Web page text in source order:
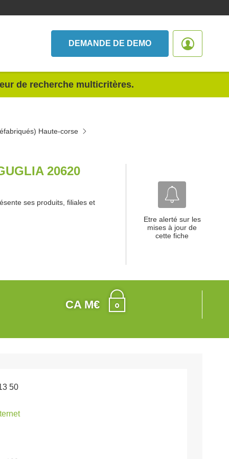
DEMANDE DE DEMO
de recherche multicritères.
Haute-corse
20620
ses produits, filiales et
Etre alerté sur les
mises à jour de
cette fiche
CA M€
50